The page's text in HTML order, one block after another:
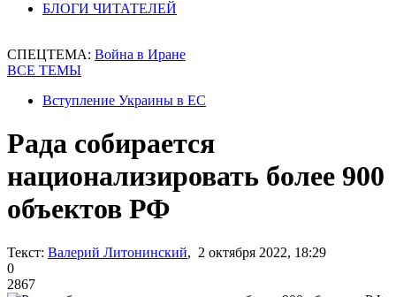
БЛОГИ ЧИТАТЕЛЕЙ
СПЕЦТЕМА: Война в Иране
ВСЕ ТЕМЫ
Вступление Украины в ЕС
Рада собирается
национализировать более 900
объектов РФ
Текст: Валерий Литонинский, 2 октября 2022, 18:29
0
2867